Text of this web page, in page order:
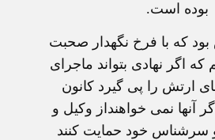
بوده است.
که با فرخ نگهدار صحبت
که اگر نهادی بتواند ماجرای
ارتش را پی گیرد کانون
آنها نمی خواهنداز وکیل و
سرشناس خود حمایت کنند